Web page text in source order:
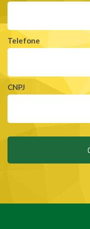
Telefone
CNPJ